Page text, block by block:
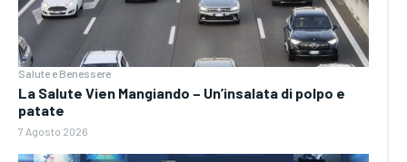
Salute e Benessere
La Salute Vien Mangiando – Un’insalata di polpo e
patate
7 Agosto 2026